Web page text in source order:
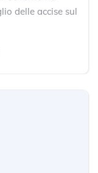
delle accise sul